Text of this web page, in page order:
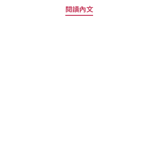
閱讀內文